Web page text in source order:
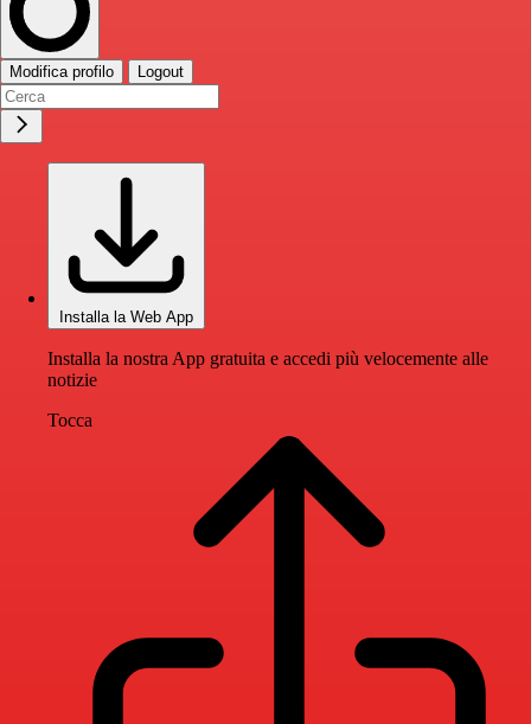
Modifica profilo Logout
Installa la Web App
Installa la nostra App gratuita e accedi più velocemente alle
notizie
Tocca